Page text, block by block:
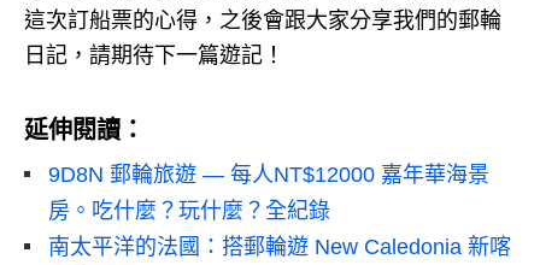
這次訂船票的心得，之後會跟大家分享我們的郵輪
日記，請期待下一篇遊記！
延伸閱讀：
9D8N 郵輪旅遊 — 每人NT$12000 嘉年華海景
房。吃什麼？玩什麼？全紀錄
南太平洋的法國：搭郵輪遊 New Caledonia 新喀